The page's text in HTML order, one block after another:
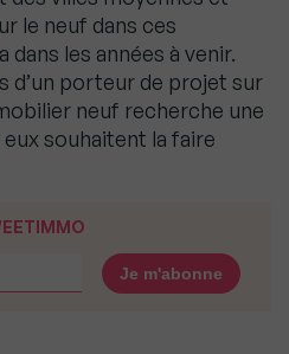
le neuf dans ces
les années à venir.
d’un porteur de projet sur
neuf recherche une
souhaitent la faire